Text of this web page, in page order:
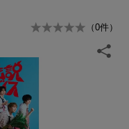
（0件）